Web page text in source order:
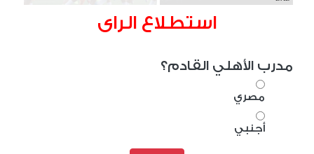
استطلاع الراى
مدرب الأهلي القادم؟
مصري
أجنبي